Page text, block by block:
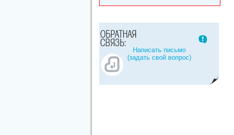
Написать письмо
(задать свой вопрос)